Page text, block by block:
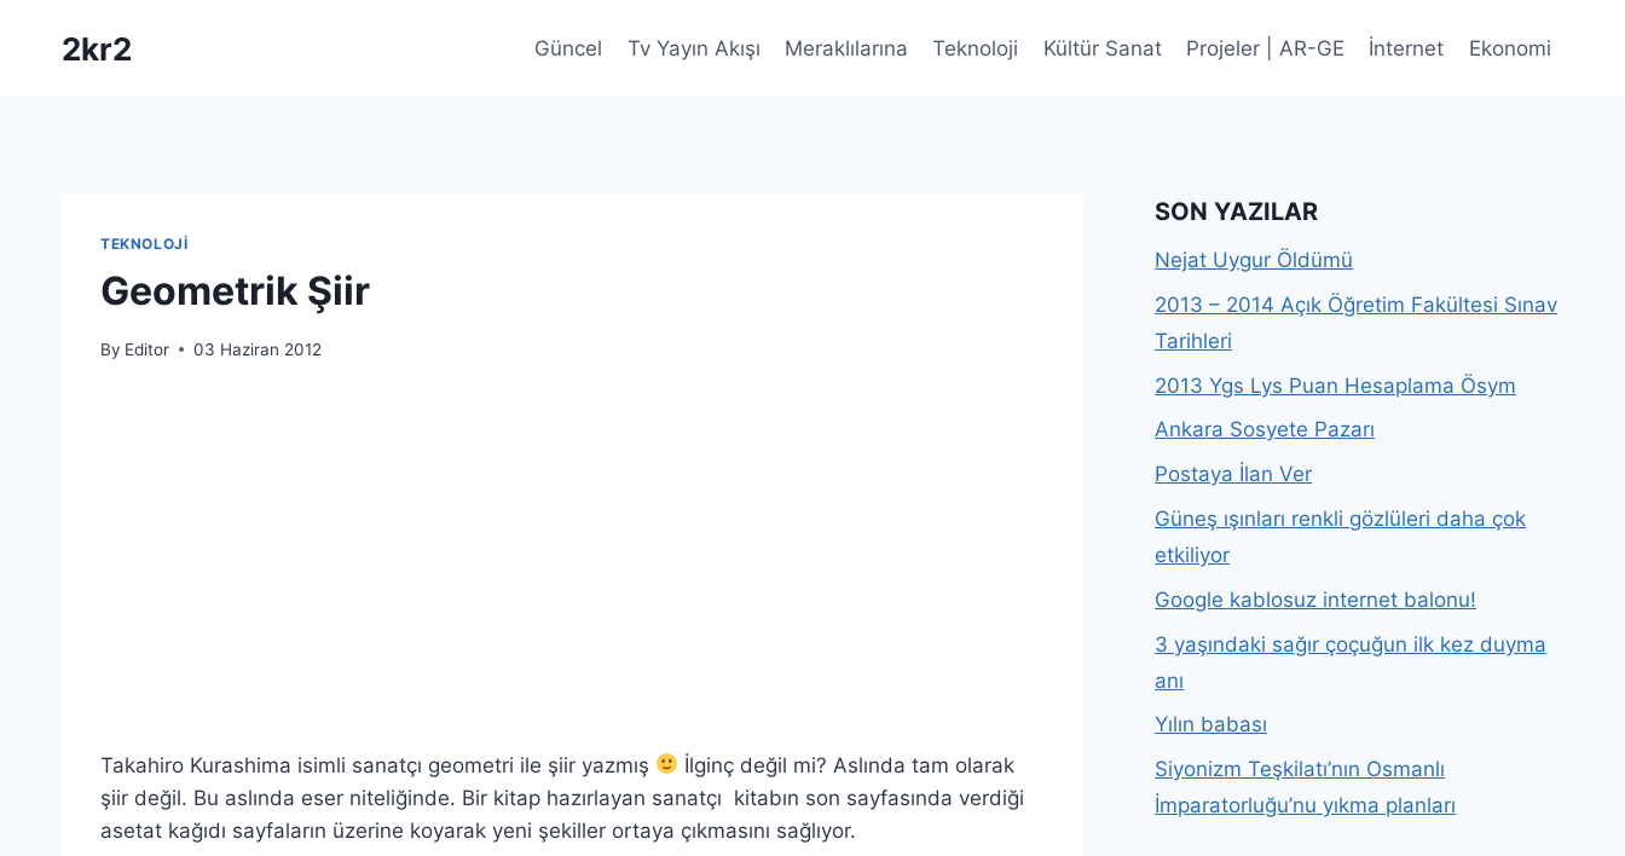
2kr2 Güncel Tv Yayın Akışı Meraklılarına Teknoloji Kültür Sanat Projeler | AR-GE İnternet Ekonomi
TEKNOLOJI
Geometrik Şiir
By Editor 03 Haziran 2012
Takahiro Kurashima isimli sanatçı geometri ile şiir yazmış
İlginç değil mi? Aslında tam olarak
şiir değil. Bu aslında eser niteliğinde. Bir kitap hazırlayan sanatçı kitabın son sayfasında verdiği
asetat kağıdı sayfaların üzerine koyarak yeni şekiller ortaya çıkmasını sağlıyor.
SON YAZILAR
Nejat Uygur Öldümü
2013 – 2014 Açık Öğretim Fakültesi Sınav
Tarihleri
2013 Ygs Lys Puan Hesaplama Ösym
Ankara Sosyete Pazarı
Postaya İlan Ver
Güneş ışınları renkli gözlüleri daha çok
etkiliyor
Google kablosuz internet balonu!
3 yaşındaki sağır çoçuğun ilk kez duyma
anı
Yılın babası
Siyonizm Teşkilatı’nın Osmanlı
İmparatorluğu’nu yıkma planları